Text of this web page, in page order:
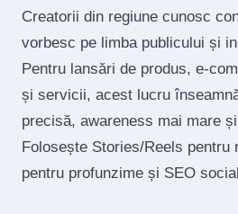
Creatorii din regiune cunosc
vorbesc pe limba publicului și
Pentru lansări de produs,
și servicii, acest lucru
precisă, awareness mai mare
Folosește Stories/Reels pentru
pentru profunzime și SEO